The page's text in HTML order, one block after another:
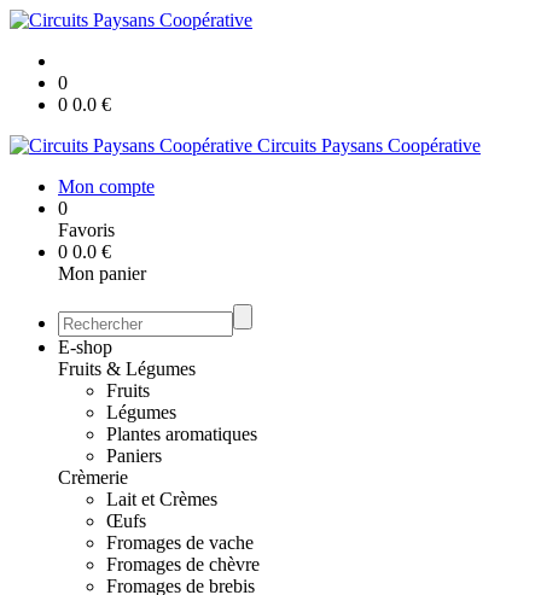
0
0 0.0 €
Circuits Paysans Coopérative
Mon compte
0
Favoris
0 0.0 €
Mon panier
E-shop
Fruits & Légumes
Fruits
Légumes
Plantes aromatiques
Paniers
Crèmerie
Lait et Crèmes
Œufs
Fromages de vache
Fromages de chèvre
Fromages de brebis